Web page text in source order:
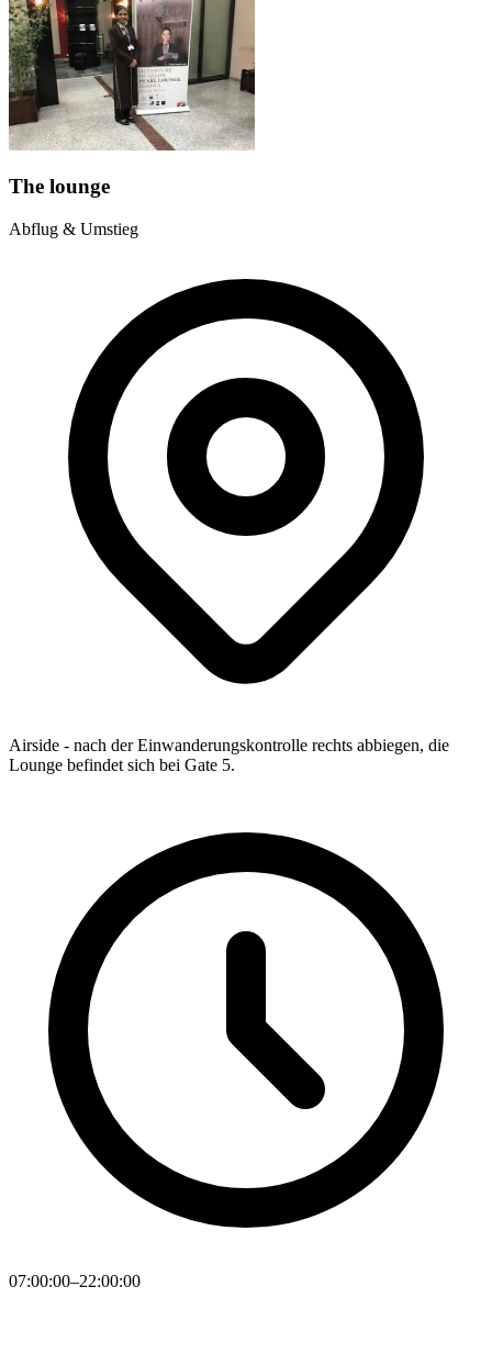
The lounge
Abflug & Umstieg
Airside - nach der Einwanderungskontrolle rechts abbiegen, die
Lounge befindet sich bei Gate 5.
07:00:00–22:00:00